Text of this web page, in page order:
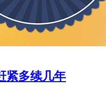
紧多续几年